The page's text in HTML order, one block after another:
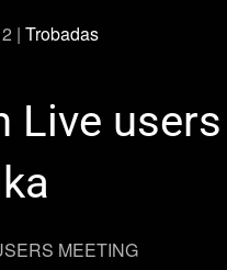
| Trobadas
Live
MEETING